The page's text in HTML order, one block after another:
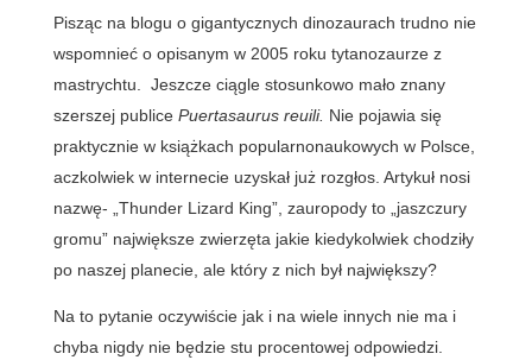
Pisząc na blogu o gigantycznych dinozaurach trudno nie
wspomnieć o opisanym w 2005 roku tytanozaurze z
mastrychtu. Jeszcze ciągle stosunkowo mało znany
szerszej publice Puertasaurus reuili. Nie pojawia się
praktycznie w książkach popularnonaukowych w Polsce,
aczkolwiek w internecie uzyskał już rozgłos. Artykuł nosi
nazwę- „Thunder Lizard King”, zauropody to „jaszczury
gromu” największe zwierzęta jakie kiedykolwiek chodziły
po naszej planecie, ale który z nich był największy?
Na to pytanie oczywiście jak i na wiele innych nie ma i
chyba nigdy nie będzie stu procentowej odpowiedzi.